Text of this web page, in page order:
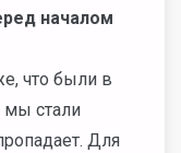
началом
что были в
мы стали
Для